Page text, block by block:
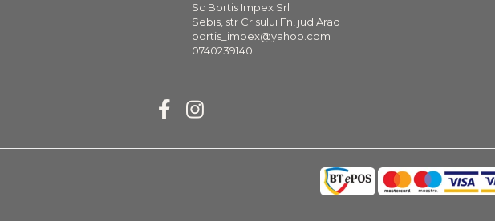
Sc Bortis Impex Srl
Sebis, str Crisului Fn, jud Arad
bortis_impex@yahoo.com
0740239140